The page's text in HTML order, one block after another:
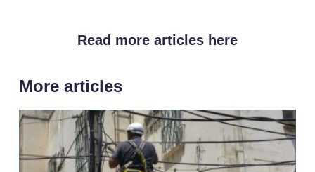
Read more articles here
More articles